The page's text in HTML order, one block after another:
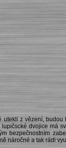
utekli z vězení,
dvojice má
bezpečnostním
náročné a tak rádi